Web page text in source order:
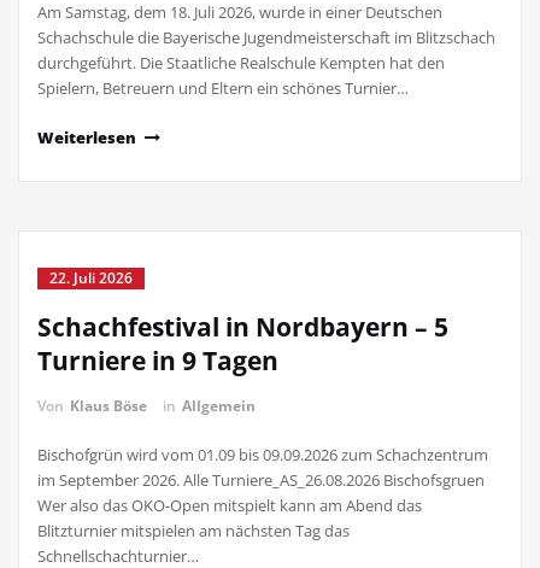
Am Samstag, dem 18. Juli 2026, wurde in einer Deutschen
Schachschule die Bayerische Jugendmeisterschaft im Blitzschach
durchgeführt. Die Staatliche Realschule Kempten hat den
Spielern, Betreuern und Eltern ein schönes Turnier…
Weiterlesen
22. Juli 2026
Schachfestival in Nordbayern – 5
Turniere in 9 Tagen
Von Klaus Böse in Allgemein
Bischofgrün wird vom 01.09 bis 09.09.2026 zum Schachzentrum
im September 2026. Alle Turniere_AS_26.08.2026 Bischofsgruen
Wer also das OKO-Open mitspielt kann am Abend das
Blitzturnier mitspielen am nächsten Tag das
Schnellschachturnier…